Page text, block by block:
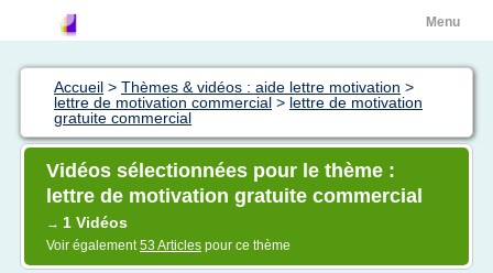
Menu
Accueil > Thèmes & vidéos : aide lettre motivation >
lettre de motivation commercial > lettre de motivation
gratuite commercial
Vidéos sélectionnées pour le thème :
lettre de motivation gratuite commercial
→ 1 Vidéos
Voir également53 Articles pour ce thème